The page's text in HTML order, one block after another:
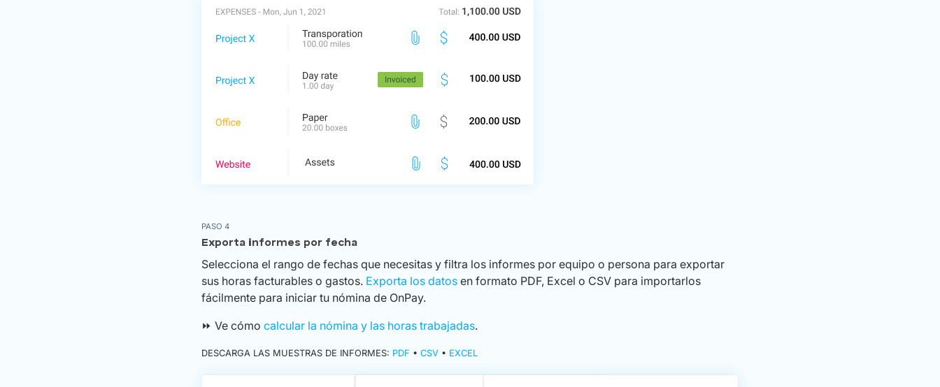
PASO 4
Exporta informes por fecha
Selecciona el rango de fechas que necesitas y filtra los informes por equipo o persona para exportar
sus horas facturables o gastos. Exporta los datos en formato PDF, Excel o CSV para importarlos
fácilmente para iniciar tu nómina de OnPay.
⏩ Ve cómo calcular la nómina y las horas trabajadas.
DESCARGA LAS MUESTRAS DE INFORMES: PDF • CSV • EXCEL